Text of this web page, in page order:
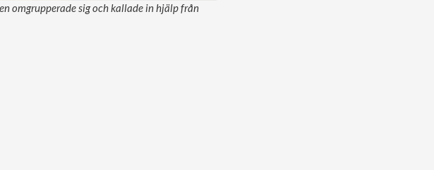
omgrupperade sig och kallade in hjälp från